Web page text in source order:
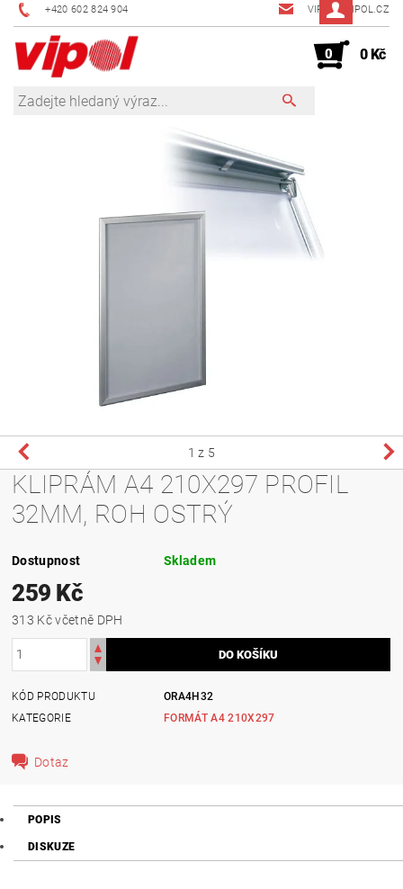
+420 602 824 904 VIPOL@VIPOL.CZ
0 0 Kč
1 z 5
KLIPRÁM A4 210X297 PROFIL
32MM, ROH OSTRÝ
Dostupnost Skladem
259 Kč
313 Kč včetně DPH
KÓD PRODUKTU
ORA4H32
KATEGORIE
FORMÁT A4 210X297
Dotaz
POPIS
DISKUZE